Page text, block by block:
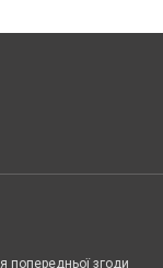
попередньої згоди